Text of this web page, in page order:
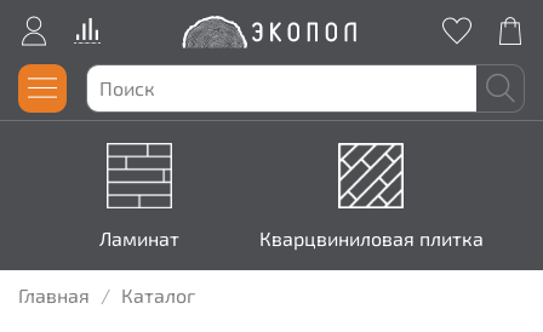
Ламинат Кварцвиниловая плитка
Главная Каталог